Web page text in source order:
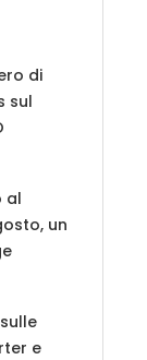
di
sul
al
un
e